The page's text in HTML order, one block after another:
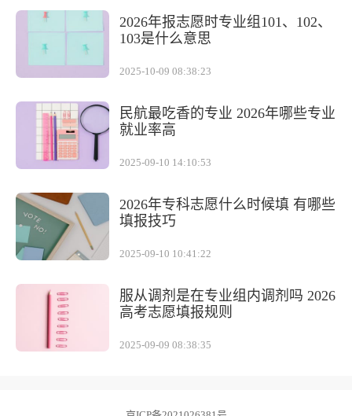
2026年报志愿时专业组101、102、
103是什么意思
2025-10-09 08:38:23
民航最吃香的专业 2026年哪些专业
就业率高
2025-09-10 14:10:53
2026年专科志愿什么时候填 有哪些
填报技巧
2025-09-10 10:41:22
服从调剂是在专业组内调剂吗 2026
高考志愿填报规则
2025-09-09 08:38:35